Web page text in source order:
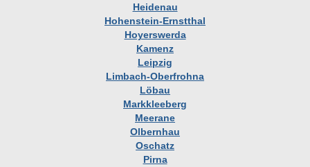
Heidenau
Hohenstein-Ernstthal
Hoyerswerda
Kamenz
Leipzig
Limbach-Oberfrohna
Löbau
Markkleeberg
Meerane
Olbernhau
Oschatz
Pirna